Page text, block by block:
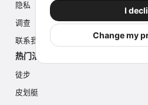
I
Change my
隐私
调查
联系我们
热门活动
徒步
皮划艇